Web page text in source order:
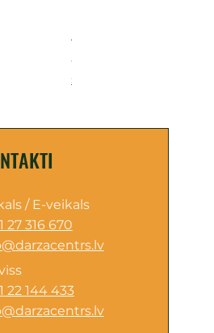
Akumulatora motorzāģis
249,00 €
Sazinies par piegādi
/ E-veikals
27 316 670
22 144 433